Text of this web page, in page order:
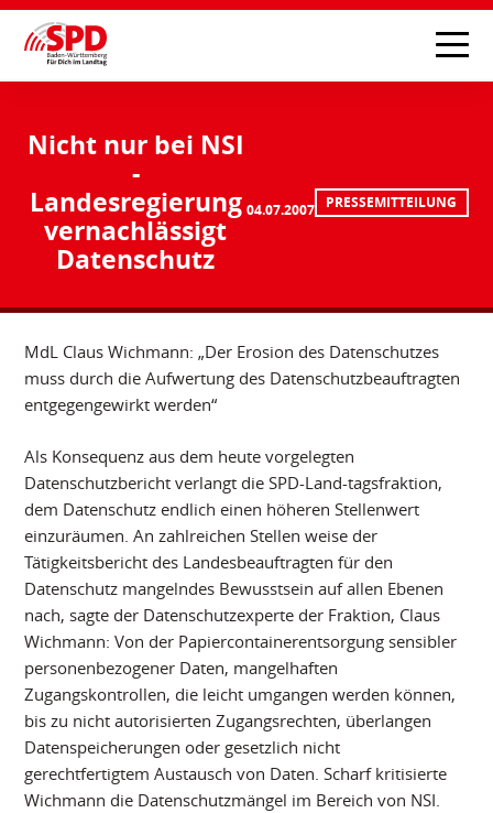
Nicht nur bei NSI
-
Landesregierung
vernachlässigt
Datenschutz
04.07.2007 PRESSEMITTEILUNG
MdL Claus Wichmann: „Der Erosion des Datenschutzes
muss durch die Aufwertung des Datenschutzbeauftragten
entgegengewirkt werden“
Als Konsequenz aus dem heute vorgelegten
Datenschutzbericht verlangt die SPD-Land-tagsfraktion,
dem Datenschutz endlich einen höheren Stellenwert
einzuräumen. An zahlreichen Stellen weise der
Tätigkeitsbericht des Landesbeauftragten für den
Datenschutz mangelndes Bewusstsein auf allen Ebenen
nach, sagte der Datenschutzexperte der Fraktion, Claus
Wichmann: Von der Papiercontainerentsorgung sensibler
personenbezogener Daten, mangelhaften
Zugangskontrollen, die leicht umgangen werden können,
bis zu nicht autorisierten Zugangsrechten, überlangen
Datenspeicherungen oder gesetzlich nicht
gerechtfertigtem Austausch von Daten. Scharf kritisierte
Wichmann die Datenschutzmängel im Bereich von NSI.